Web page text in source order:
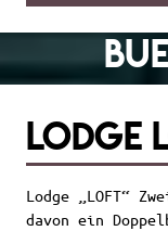
Lodge
Lodge „LOFT“
davon ein